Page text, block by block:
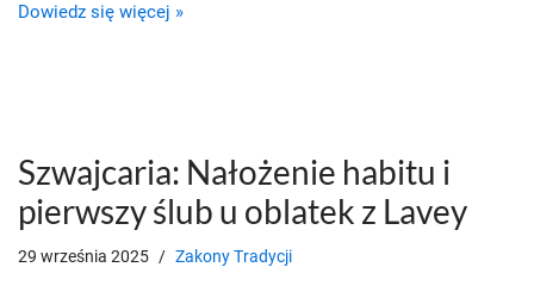
Dowiedz się więcej »
Szwajcaria: Nałożenie habitu i
pierwszy ślub u oblatek z Lavey
29 września 2025 Zakony Tradycji